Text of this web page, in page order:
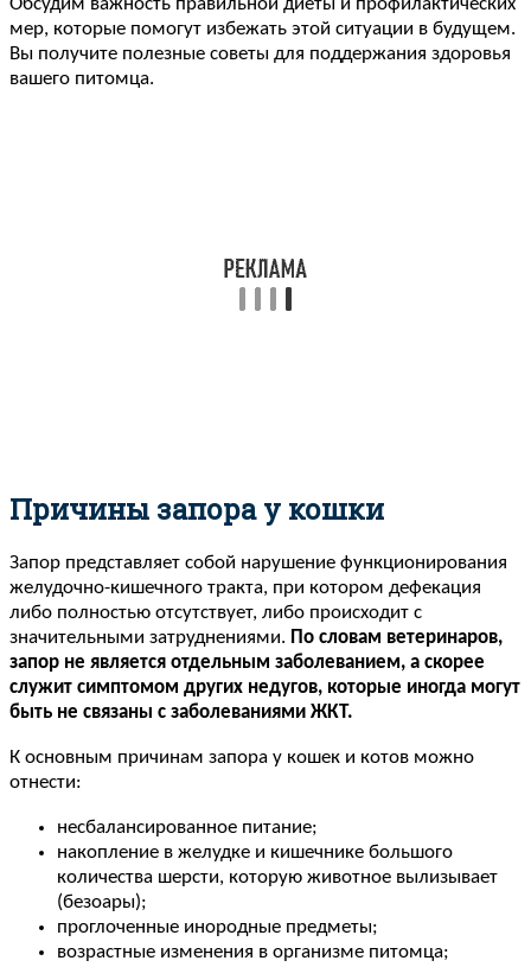
мер, которые помогут избежать этой ситуации в будущем.
Вы получите полезные советы для поддержания здоровья
вашего питомца.
Причины запора у кошки
Запор представляет собой нарушение функционирования
желудочно-кишечного тракта, при котором дефекация
либо полностью отсутствует, либо происходит с
значительными затруднениями. По словам ветеринаров,
запор не является отдельным заболеванием, а скорее
служит симптомом других недугов, которые иногда могут
быть не связаны с заболеваниями ЖКТ.
К основным причинам запора у кошек и котов можно
отнести:
несбалансированное питание;
накопление в желудке и кишечнике большого
количества шерсти, которую животное вылизывает
(безоары);
проглоченные инородные предметы;
возрастные изменения в организме питомца;